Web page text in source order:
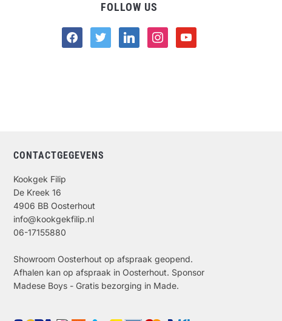
FOLLOW US
facebooktwitter linkedininstagramyoutube
CONTACTGEGEVENS
Kookgek Filip
De Kreek 16
4906 BB Oosterhout
info@kookgekfilip.nl
06-17155880
Showroom Oosterhout op afspraak geopend.
Afhalen kan op afspraak in Oosterhout. Sponsor
Madese Boys - Gratis bezorging in Made.